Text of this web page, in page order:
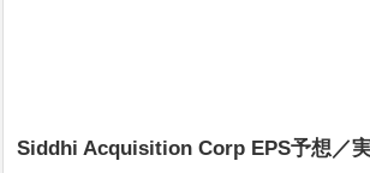
Siddhi Acquisition Corp EPS予想／